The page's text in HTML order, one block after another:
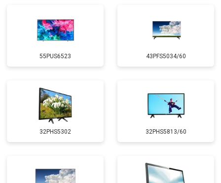
55PUS6523 43PFS5034/60
32PHS5302 32PHS5813/60